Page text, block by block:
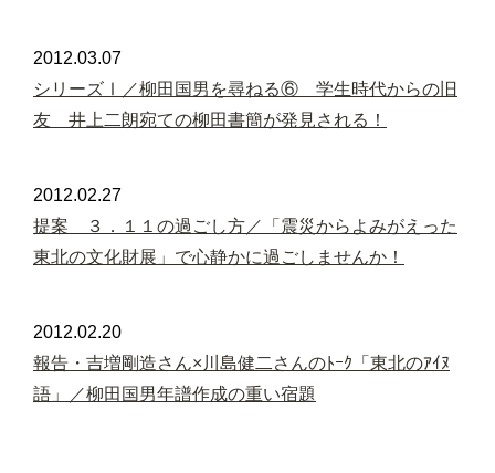
2012.03.07
シリーズⅠ／柳田国男を尋ねる⑥ 学生時代からの旧
友 井上二朗宛ての柳田書簡が発見される！
2012.02.27
提案 ３．１１の過ごし方／「震災からよみがえった
東北の文化財展」で心静かに過ごしませんか！
2012.02.20
報告・吉増剛造さん×川島健二さんのﾄｰｸ「東北のｱｲﾇ
語」／柳田国男年譜作成の重い宿題